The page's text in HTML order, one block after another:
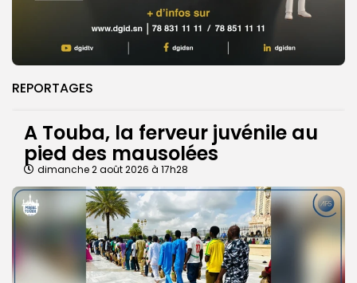
REPORTAGES
A Touba, la ferveur juvénile au
pied des mausolées
dimanche 2 août 2026 à 17h28